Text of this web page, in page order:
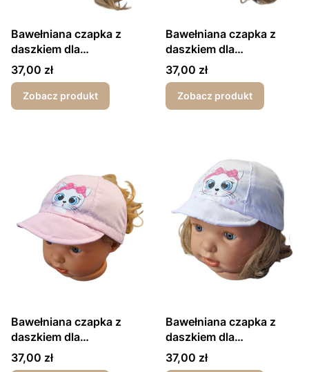
Bawełniana czapka z
daszkiem dla
dziewczynki wiązana z
tyłu ecru zawieszka
Cena
37,00 zł
Zobacz produkt
Bawełniana czapka z
daszkiem dla
dziewczynki wiązana z
tyłu różowa zawieszka
Cena
37,00 zł
Zobacz produkt
Bawełniana czapka z
daszkiem dla
dziewczynki wiązana z
tyłu różowa z kotkiem
Cena
37,00 zł
Bawełniana czapka z
daszkiem dla
dziewczynki wiązana z
tyłu biała z kotkiem
Cena
37,00 zł